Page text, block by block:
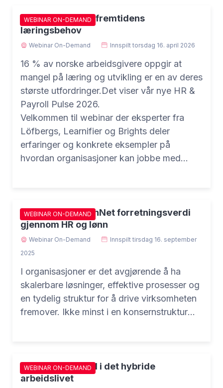
en strategisk verdiskaper – både for HR og
ledelsen.
WEBINAR ON-DEMAND
Slik kan HR møte fremtidens
læringsbehov
Webinar On-Demand Innspilt torsdag 16. april 2026
16 % av norske arbeidsgivere oppgir at
mangel på læring og utvikling er en av deres
største utfordringer.Det viser vår nye HR &
Payroll Pulse 2026.
Velkommen til webinar der eksperter fra
Löfbergs, Learnifier og Brights deler
erfaringer og konkrete eksempler på
hvordan organisasjoner kan jobbe med
WEBINAR ON-DEMAND
Slik skaper NetOnNet forretningsverdi
gjennom HR og lønn
Webinar On-Demand Innspilt tirsdag 16. september
2025
I organisasjoner er det avgjørende å ha
skalerbare løsninger, effektive prosesser og
en tydelig struktur for å drive virksomheten
fremover. Ikke minst i en konsernstruktur
felles systemer i konsernet ble en strategisk
fordel.
WEBINAR ON-DEMAND
Smart samarbeid i det hybride
arbeidslivet